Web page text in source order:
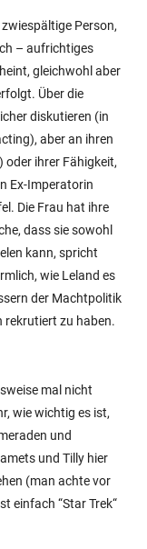
Person,
– aufrichtiges
gleichwohl aber
Über die
diskutieren (in
aber an ihren
oder ihrer Fähigkeit,
Ex-Imperatorin
Die Frau hat ihre
dass sie sowohl
kann, spricht
wie Leland es
der Machtpolitik
rekrutiert zu haben.
mal nicht
wie wichtig es ist,
und
und Tilly hier
(man achte vor
einfach “Star Trek“